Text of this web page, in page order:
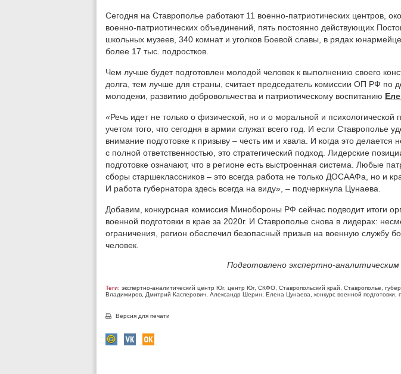
Сегодня на Ставрополье работают 11 военно-патриотических центров,
военно-патриотических объединений, пять постоянно действующих
школьных музеев, 340 комнат и уголков Боевой славы, в рядах
более 17 тыс. подростков.
Чем лучше будет подготовлен молодой человек к выполнению своего
долга, тем лучше для страны, считает председатель комиссии ОП РФ по
молодежи, развитию добровольчества и патриотическому воспитанию
«Речь идет не только о физической, но и о моральной и психологической
учетом того, что сегодня в армии служат всего год. И если Ставрополье
внимание подготовке к призыву – честь им и хвала. И когда это делается
с полной ответственностью, это стратегический подход. Лидерские
подготовке означают, что в регионе есть выстроенная система. Любые
сборы старшеклассников – это всегда работа не только ДОСААФа, но и
И работа губернатора здесь всегда на виду», – подчеркнула Цунаева.
Добавим, конкурсная комиссия Минобороны РФ сейчас подводит итоги
военной подготовки в крае за 2020г. И Ставрополье снова в лидерах:
ограничения, регион обеспечил безопасный призыв на военную службу
человек.
Подготовлено экспертно-
Теги: экспертно-аналитический центр Юг, центр Юг, СКФО Ставропольский край Ставрополье
Владимиров
Дмитрий Касперович Александр Шерин Елена Цунаева конкурс военной подготовки
Версия для печати